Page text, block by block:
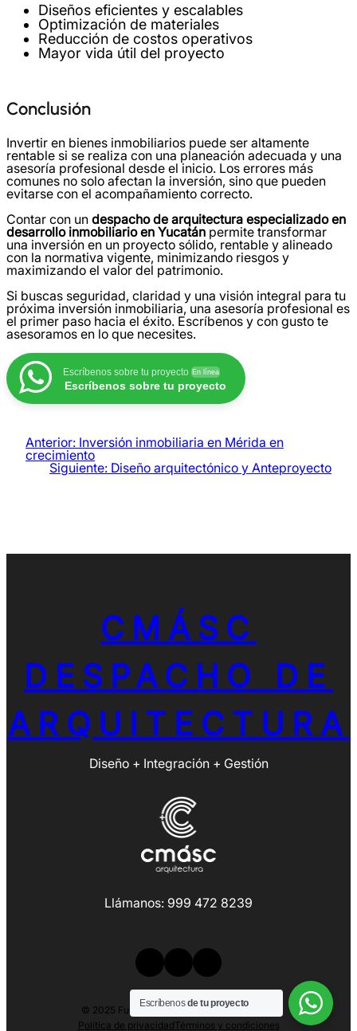
Diseños eficientes y escalables
Optimización de materiales
Reducción de costos operativos
Mayor vida útil del proyecto
Conclusión
Invertir en bienes inmobiliarios puede ser altamente
rentable si se realiza con una planeación adecuada y una
asesoría profesional desde el inicio. Los errores más
comunes no solo afectan la inversión, sino que pueden
evitarse con el acompañamiento correcto.
Contar con un despacho de arquitectura especializado en
desarrollo inmobiliario en Yucatán permite transformar
una inversión en un proyecto sólido, rentable y alineado
con la normativa vigente, minimizando riesgos y
maximizando el valor del patrimonio.
Si buscas seguridad, claridad y una visión integral para tu
próxima inversión inmobiliaria, una asesoría profesional es
el primer paso hacia el éxito. Escríbenos y con gusto te
asesoramos en lo que necesites.
Escríbenos sobre tu proyecto En línea
Escríbenos sobre tu proyecto
Anterior: Inversión inmobiliaria en Mérida en
crecimiento
Siguiente: Diseño arquitectónico y Anteproyecto
CMÁSC
DESPACHO DE
ARQUITECTURA
Diseño + Integración + Gestión
Llámanos: 999 472 8239
LinkedIn Facebook Instagram
© 2025 Funciona conTema WordPress Ona
Política de privacidadTérminos y condiciones
Escríbenosde tu proyecto